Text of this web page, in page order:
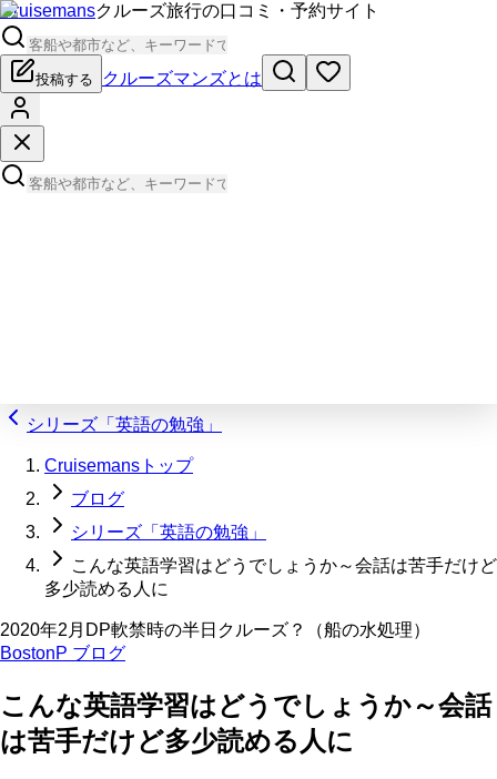
Cruisemansクルーズ旅行の口コミ・予約サイト
投稿する クルーズマンズとは
シリーズ「英語の勉強」
Cruisemansトップ
ブログ
シリーズ「英語の勉強」
こんな英語学習はどうでしょうか～会話は苦手だけど
多少読める人に
2020年2月DP軟禁時の半日クルーズ？（船の水処理）
BostonP ブログ
こんな英語学習はどうでしょうか～会話
は苦手だけど多少読める人に